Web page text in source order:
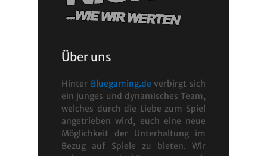
Über uns
Hinter Bluegaming.de verbirgt sich
ein junges und dynamisches Team,
welches durch die Liebe zum Spiel
angetrieben wird, euch eine neue
Möglichkeit der Unterhaltung im
Bezug auf Spiele zu bieten. Wir